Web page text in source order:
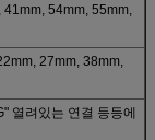
54mm, 55mm,
27mm, 38mm,
열려있는 연결 등등에